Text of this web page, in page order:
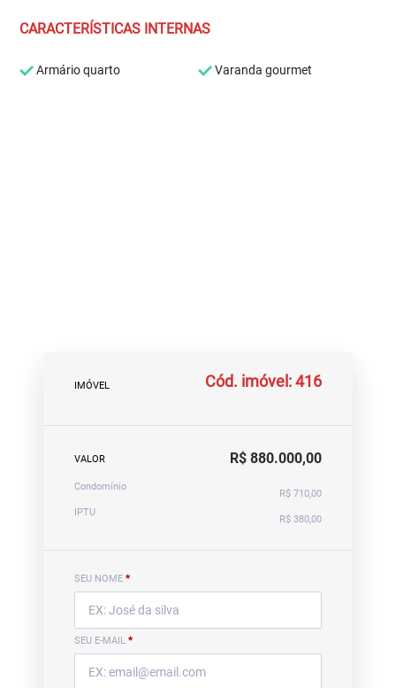
CARACTERÍSTICAS INTERNAS
Armário quarto Varanda gourmet
IMÓVEL Cód. imóvel: 416
VALOR R$ 880.000,00
Condomínio
R$ 710,00
IPTU
R$ 380,00
SEU NOME *
SEU E-MAIL *